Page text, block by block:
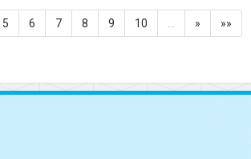
5 6 7 8 9 10 » »»